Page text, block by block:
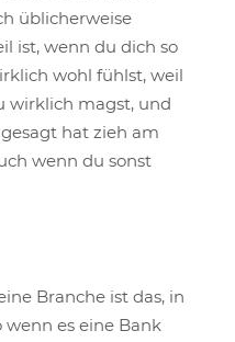
üblicherweise
ist, wenn du dich so
wohl fühlst, weil
wirklich magst, und
hat zieh am
wenn du sonst
Branche ist das, in
es eine Bank